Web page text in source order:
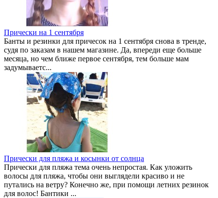
Прически на 1 сентября
Банты и резинки для причесок на 1 сентября снова в тренде,
судя по заказам в нашем магазине. Да, впереди еще больше
месяца, но чем ближе первое сентября, тем больше мам
задумываетс...
Прически для пляжа и косынки от солнца
Прически для пляжа тема очень непростая. Как уложить
волосы для пляжа, чтобы они выглядели красиво и не
путались на ветру? Конечно же, при помощи летних резинок
для волос! Бантики ...